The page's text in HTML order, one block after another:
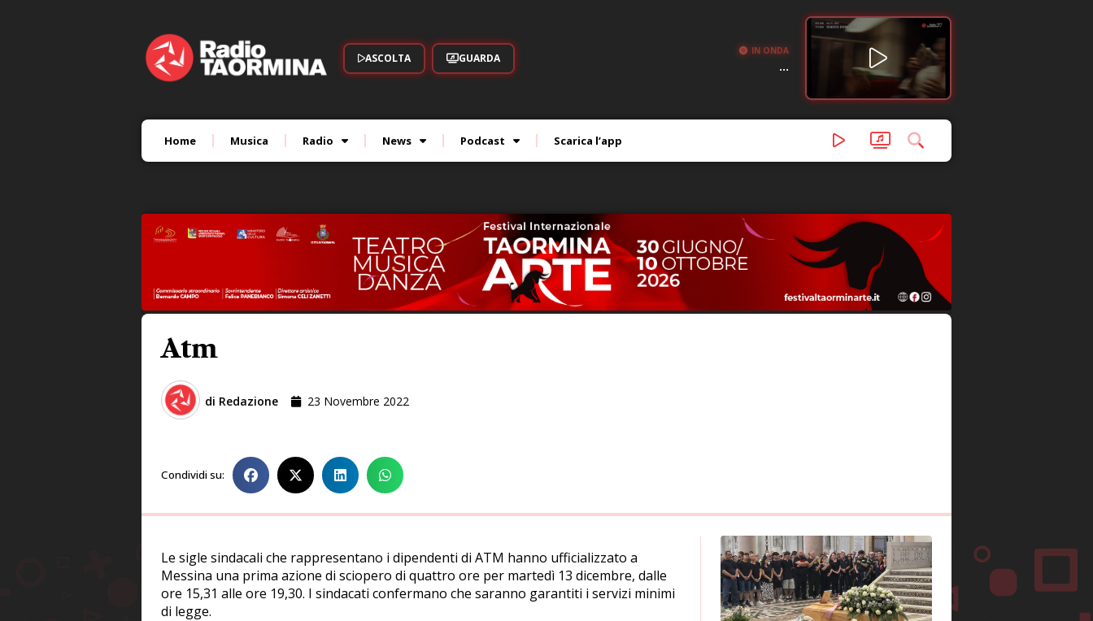
ASCOLTA GUARDA
IN ONDA
...
Home Musica Radio News Podcast Scarica l’app
Atm
di Redazione 23 Novembre 2022
Condividi su:
Le sigle sindacali che rappresentano i dipendenti di ATM hanno ufficializzato a
Messina una prima azione di sciopero di quattro ore per martedì 13 dicembre, dalle
ore 15,31 alle ore 19,30. I sindacati confermano che saranno garantiti i servizi minimi
di legge.